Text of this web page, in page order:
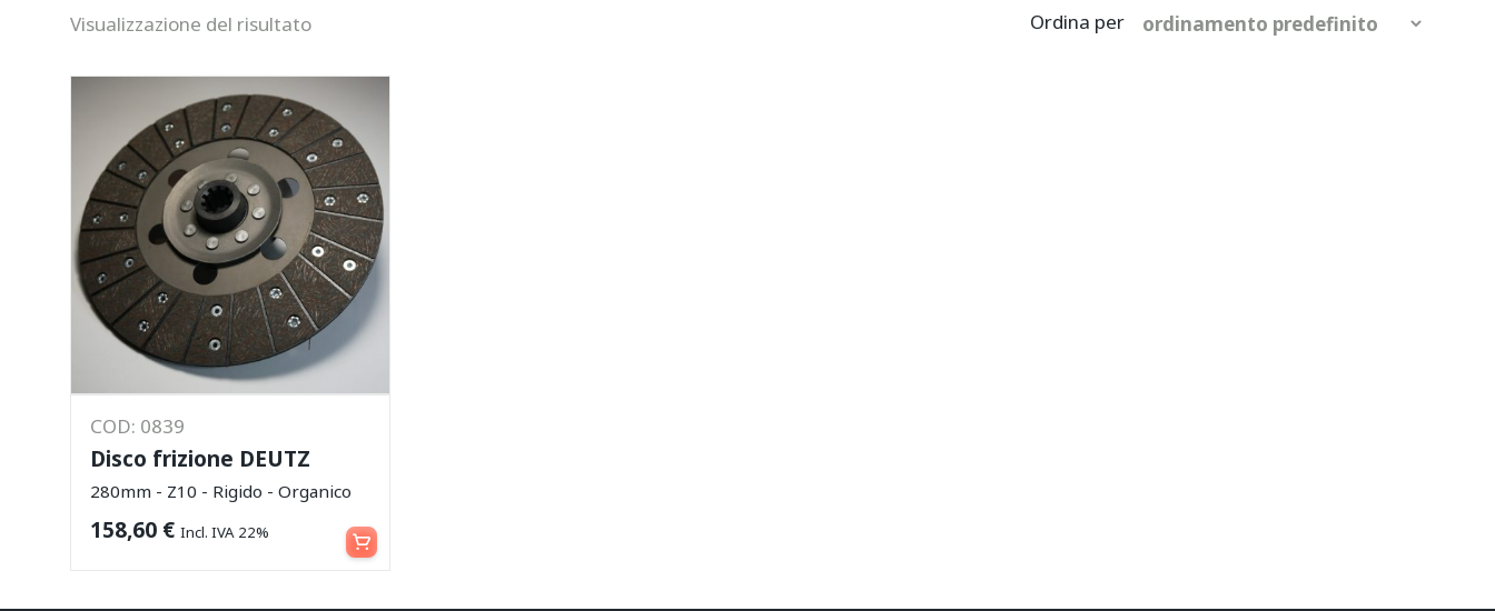
Visualizzazione del risultato
COD: 0839
Disco frizione DEUTZ
280mm - Z10 - Rigido - Organico
158,60 € Incl. IVA 22% Aggiungi al carrello